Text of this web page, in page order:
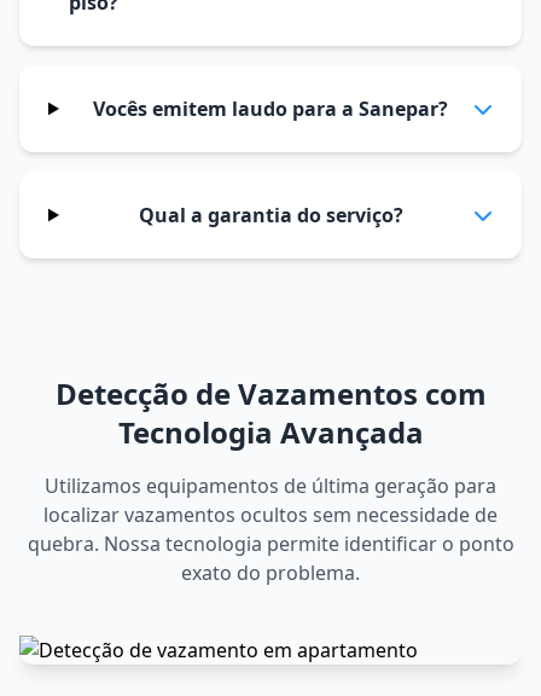
Vocês emitem laudo para a Sanepar?
Qual a garantia do serviço?
Detecção de Vazamentos com
Tecnologia Avançada
Utilizamos equipamentos de última geração para
localizar vazamentos ocultos sem necessidade de
quebra. Nossa tecnologia permite identificar o ponto
exato do problema.